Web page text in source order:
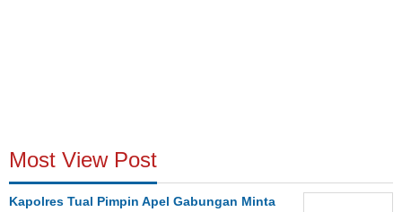
Most View Post
Kapolres Tual Pimpin Apel Gabungan Minta